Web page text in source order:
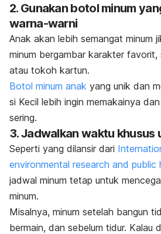
2. Gunakan botol minum
warna-warni
Anak akan lebih semangat minum
minum bergambar karakter favorit,
atau tokoh kartun.
Botol minum anak yang unik dan
si Kecil lebih ingin memakainya
sering.
3. Jadwalkan waktu khusus
Seperti yang dilansir dari
environmental research and public
jadwal minum tetap untuk
minum.
Misalnya, minum setelah bangun
bermain, dan sebelum tidur. Kalau